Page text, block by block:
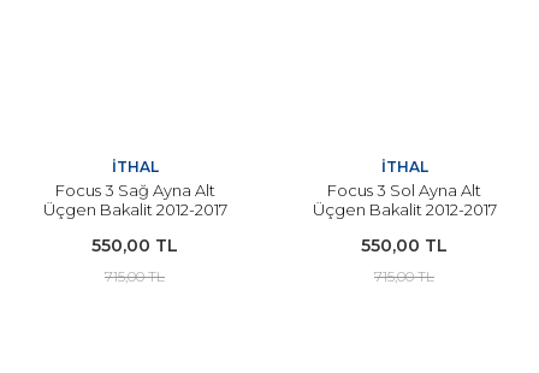
İTHAL
Focus 3 Sağ Ayna Alt
Üçgen Bakalit 2012-2017
550,00 TL
715,00 TL
İTHAL
Focus 3 Sol Ayna Alt
Üçgen Bakalit 2012-2017
550,00 TL
715,00 TL